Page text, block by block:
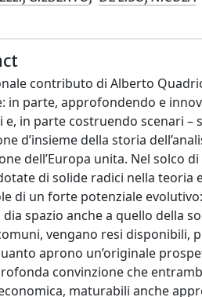
contributo di Alberto
in parte, approfondendo e
e, in parte costruendo scenari
d’insieme della storia
dell’Europa unita. Nel solco
di solide radici nella teoria
di un forte potenziale
spazio anche a quello della
vengano resi disponibili,
aprono un’originale
convinzione che
maturabili anche